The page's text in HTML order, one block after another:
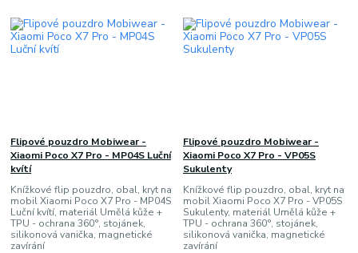
Flipové pouzdro Mobiwear -
Xiaomi Poco X7 Pro - MP04S Luční
kvítí
Knížkové flip pouzdro, obal, kryt na
mobil Xiaomi Poco X7 Pro - MP04S
Luční kvítí, materiál Umělá kůže +
TPU - ochrana 360°, stojánek,
silikonová vanička, magnetické
zavírání
Flipové pouzdro Mobiwear -
Xiaomi Poco X7 Pro - VP05S
Sukulenty
Knížkové flip pouzdro, obal, kryt na
mobil Xiaomi Poco X7 Pro - VP05S
Sukulenty, materiál Umělá kůže +
TPU - ochrana 360°, stojánek,
silikonová vanička, magnetické
zavírání